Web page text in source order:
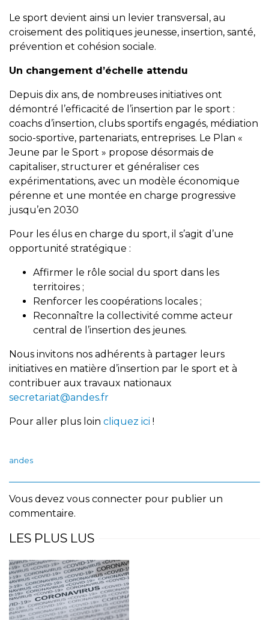
Le sport devient ainsi un levier transversal, au
croisement des politiques jeunesse, insertion, santé,
prévention et cohésion sociale.
Un changement d’échelle attendu
Depuis dix ans, de nombreuses initiatives ont
démontré l’efficacité de l’insertion par le sport :
coachs d’insertion, clubs sportifs engagés, médiation
socio-sportive, partenariats, entreprises. Le Plan «
Jeune par le Sport » propose désormais de
capitaliser, structurer et généraliser ces
expérimentations, avec un modèle économique
pérenne et une montée en charge progressive
jusqu’en 2030
Pour les élus en charge du sport, il s’agit d’une
opportunité stratégique :
Affirmer le rôle social du sport dans les
territoires ;
Renforcer les coopérations locales ;
Reconnaître la collectivité comme acteur
central de l’insertion des jeunes.
Nous invitons nos adhérents à partager leurs
initiatives en matière d’insertion par le sport et à
contribuer aux travaux nationaux
secretariat@andes.fr
Pour aller plus loin cliquez ici !
andes
Vous devez vous connecter pour publier un
commentaire.
LES PLUS LUS